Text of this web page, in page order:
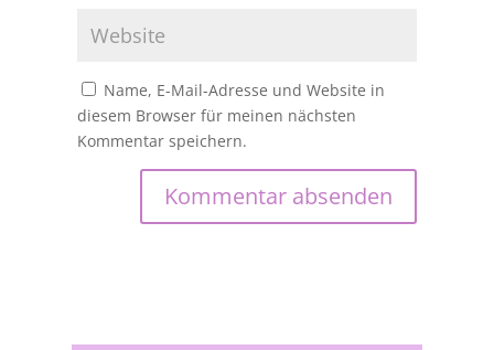
Name, E-Mail-Adresse und Website in
diesem Browser für meinen nächsten
Kommentar speichern.